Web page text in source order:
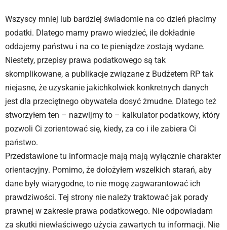
Wszyscy mniej lub bardziej świadomie na co dzień płacimy
podatki. Dlatego mamy prawo wiedzieć, ile dokładnie
oddajemy państwu i na co te pieniądze zostają wydane.
Niestety, przepisy prawa podatkowego są tak
skomplikowane, a publikacje związane z Budżetem RP tak
niejasne, że uzyskanie jakichkolwiek konkretnych danych
jest dla przeciętnego obywatela dosyć żmudne. Dlatego też
stworzyłem ten – nazwijmy to – kalkulator podatkowy, który
pozwoli Ci zorientować się, kiedy, za co i ile zabiera Ci
państwo.
Przedstawione tu informacje mają mają wyłącznie charakter
orientacyjny. Pomimo, że dołożyłem wszelkich starań, aby
dane były wiarygodne, to nie mogę zagwarantować ich
prawdziwości. Tej strony nie należy traktować jak porady
prawnej w zakresie prawa podatkowego. Nie odpowiadam
za skutki niewłaściwego użycia zawartych tu informacji. Nie